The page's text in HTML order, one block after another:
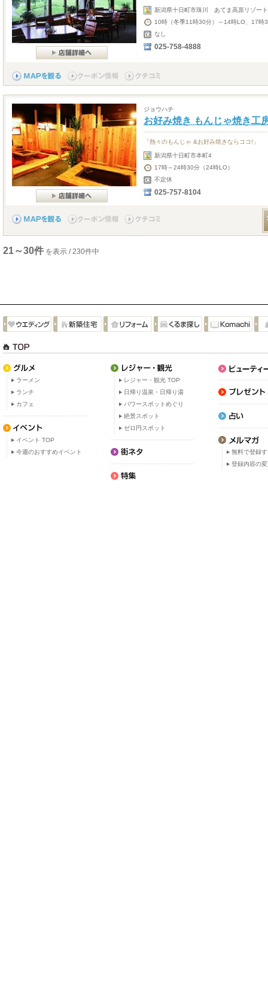
新潟県十日町市珠川 あてま高原リゾー
10時（冬季11時30分）～14時LO、17
なし
025-758-4888
ジョウハチ
お好み焼き もんじゃ焼き工
「熱々のもんじゃ &お好み焼きならココ!」
新潟県十日町市本町4
17時～24時30分（24時LO）
不定休
025-757-8104
21～30件 を表示 / 230件中
ラーメン
ランチ
カフェ
イベント TOP
今週のおすすめイベント
レジャー・観光 TOP
日帰り温泉・日帰り湯
パワースポットめぐり
絶景スポット
ゼロ円スポット
無料で登録
登録内容の